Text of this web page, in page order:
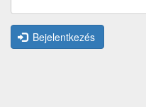
Bejelentkezés